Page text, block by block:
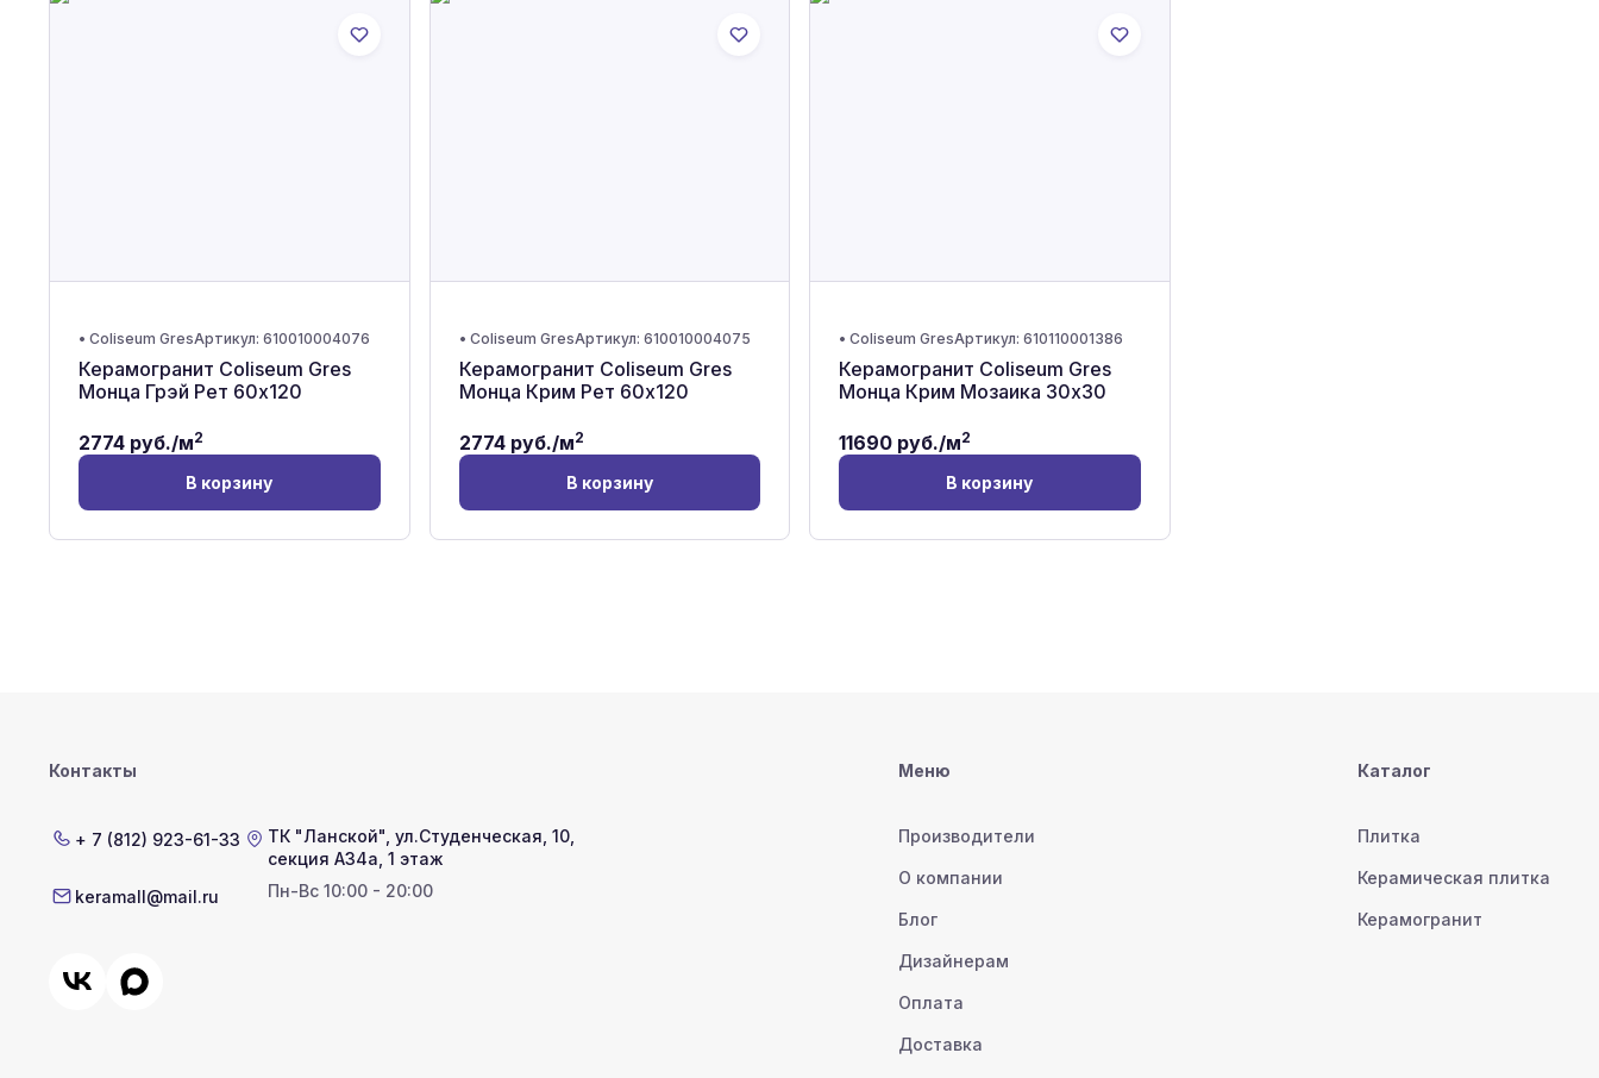
• Coliseum GresАртикул: 610010004076
Керамогранит Coliseum Gres
Монца Грэй Рет 60x120
2774 руб./м2
В корзину
• Coliseum GresАртикул: 610010004075
Керамогранит Coliseum Gres
Монца Крим Рет 60x120
2774руб./м2
В корзину
• Coliseum GresАртикул: 610110001386
Керамогранит Coliseum Gres
Монца Крим Мозаика 30x30
11690 руб./м2
В корзину
Контакты
+ 7 (812) 923-61-33
keramall@mail.ru
ТК "Ланской" ул.Студенческая, 10,
секция А34а, 1 этаж
Пн-Вс 10:00 - 20:00
Меню
Производители
О компании
Блог
Дизайнерам
Оплата
Доставка
Каталог
Плитка
Керамическая плитка
Керамогранит